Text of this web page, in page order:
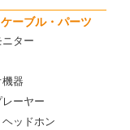
ーブル・パーツ
ター
器
レーヤー
ッドホン